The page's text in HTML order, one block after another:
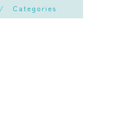
Categories